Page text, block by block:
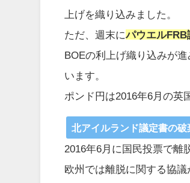
上げを織り込みました。
ただ、週末にパウエル
BOEの利上げ織り込みが
います。
ポンド円は2016年6月の英
北アイルランド議定書の破
2016年6月に国民投票で離
欧州では離脱に関する協議